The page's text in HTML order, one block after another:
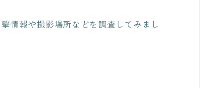
情報や撮影場所などを調査してみまし